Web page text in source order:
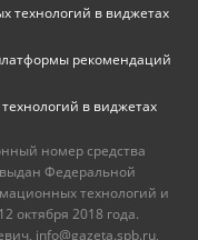
технологий в виджетах
рекомендаций
в виджетах
номер средства
Федеральной
технологий и
октября 2018 года.
info@gazeta.spb.ru,